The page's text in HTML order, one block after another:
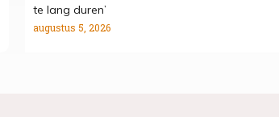
te lang duren’
augustus 5, 2026